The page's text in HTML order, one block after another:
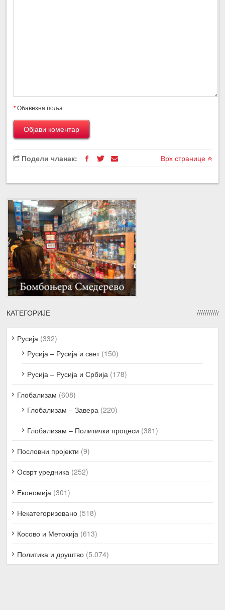
*Обавезна поља
Подели чланак: Врх странице
КАТЕГОРИЈЕ
Русија (332)
Русија – Русија и свет(150)
Русија – Русија и Србија (178)
Глобализам (608)
Глобализам – Завера (220)
Глобализам – Политички процеси (381)
Пословни пројекти (9)
Осврт уредника (252)
Економија (301)
Некатегоризовано (518)
Косово и Метохија (613)
Политика и друштво (5.074)